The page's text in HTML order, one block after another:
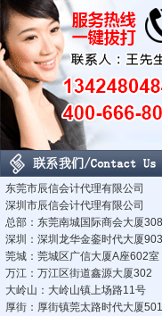
东莞市辰信会计代理有限公司
深圳市辰信会计代理有限公司
总部：东莞南城国际商会大厦308
深圳：深圳龙华金銮时代大厦903
莞城：莞城区广信大厦A座602室
万江：万江区街道鑫源大厦302
大岭山：大岭山镇上场路11号
厚街：厚街镇莞太路时代大厦501